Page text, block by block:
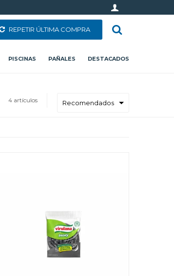
PISCINAS PAÑALES DESTACADOS
REPETIR ÚLTIMA COMPRA
4 artículos